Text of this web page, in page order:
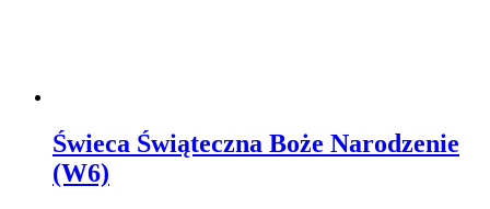
Świeca Świąteczna Boże Narodzenie
(W6)